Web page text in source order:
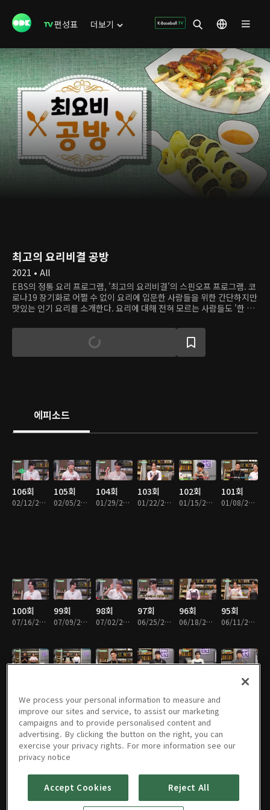
편성표 더보기
최고의 요리비결 공방
2021 • All
EBS의 정통 요리 프로그램, '최고의 요리비결'의 스핀오프 프로그램. 코
로나19 장기화로 어쩔 수 없이 요리에 입문한 사람들을 위한 간단하지만
맛있는 인기 요리를 소개한다. 요리에 대해 전혀 모르는 사람들도 '한 번
에피소드
106회
02/12/2023 • 26분
105회
02/05/2023 • 26분
104회
01/29/2023 • 27분
103회
01/22/2023 • 30분
102회
01/15/2023 • 29분
101회
01/08/2023 • 28분
100회
07/16/2022 • 26분
99회
07/09/2022 • 26분
98회
07/02/2022 • 26분
97회
06/25/2022 • 27분
96회
06/18/2022 • 30분
95회
06/11/2022 • 29분
88회
05/14/2022 • 15분
87회 86회 85회 84회 83회
We process your personal information to measure and
improve our sites and service, to assist our marketing
campaigns and to provide personalised content and
advertising. By clicking the button on the right, you can
exercise your privacy rights. For more information see our
privacy notice
Accept Cookies Reject All